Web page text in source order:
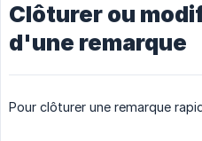
Clôturer ou
d'une remarque
Pour clôturer une remarque